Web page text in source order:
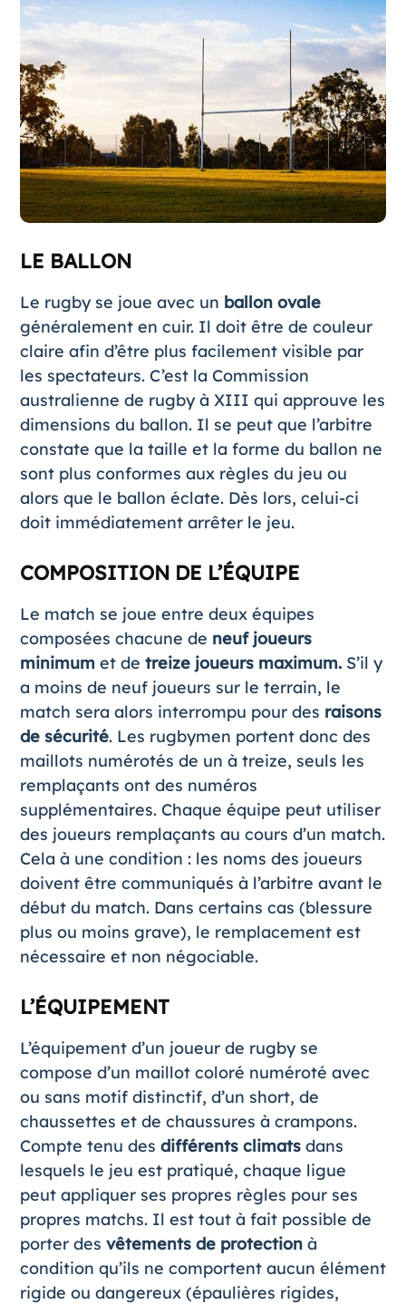
LE BALLON
Le rugby se joue avec un ballon ovale
généralement en cuir. Il doit être de couleur
claire afin d’être plus facilement visible par
les spectateurs. C’est la Commission
australienne de rugby à XIII qui approuve les
dimensions du ballon. Il se peut que l’arbitre
constate que la taille et la forme du ballon ne
sont plus conformes aux règles du jeu ou
alors que le ballon éclate. Dès lors, celui-ci
doit immédiatement arrêter le jeu.
COMPOSITION DE L’ÉQUIPE
Le match se joue entre deux équipes
composées chacune de neuf joueurs
minimumet de treize joueurs maximum.S’il y
a moins de neuf joueurs sur le terrain, le
match sera alors interrompu pour des raisons
de sécurité. Les rugbymen portent donc des
maillots numérotés de un à treize, seuls les
remplaçants ont des numéros
supplémentaires. Chaque équipe peut utiliser
des joueurs remplaçants au cours d’un match.
Cela à une condition : les noms des joueurs
doivent être communiqués à l’arbitre avant le
début du match. Dans certains cas (blessure
plus ou moins grave), le remplacement est
nécessaire et non négociable.
L’ÉQUIPEMENT
L’équipement d’un joueur de rugby se
compose d’un maillot coloré numéroté avec
ou sans motif distinctif, d’un short, de
chaussettes et de chaussures à crampons.
Compte tenu des différents climatsdans
lesquels le jeu est pratiqué, chaque ligue
peut appliquer ses propres règles pour ses
propres matchs. Il est tout à fait possible de
porter des vêtements de protectionà
condition qu’ils ne comportent aucun élément
rigide ou dangereux (épaulières rigides,